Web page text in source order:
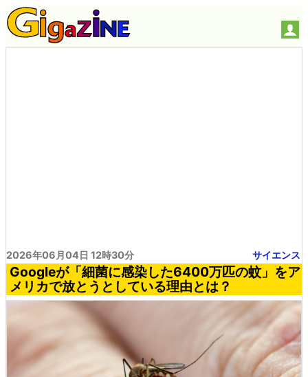
2026年06月04日 12時30分 サイエンス
Googleが「細菌に感染した6400万匹の蚊」をア
メリカで放とうとしている理由とは？